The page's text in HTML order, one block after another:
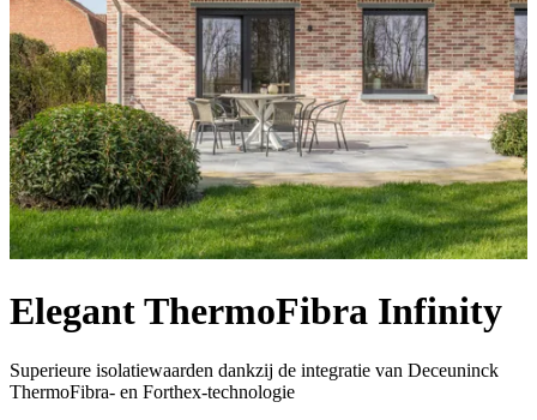
Elegant ThermoFibra Infinity
Superieure isolatiewaarden dankzij de integratie van Deceuninck
ThermoFibra- en Forthex-technologie